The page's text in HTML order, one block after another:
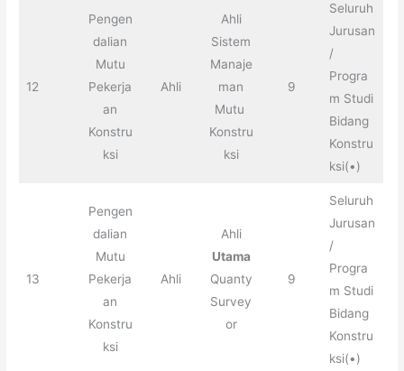
12
Pengen
dalian
Mutu
Pekerja
an
Konstru
ksi
Ahli
Ahli
Sistem
Manaje
man
Mutu
Konstru
ksi
9
Seluruh
Jurusan
/
Progra
m Studi
Bidang
Konstru
ksi(•)
13
Pengen
dalian
Mutu
Pekerja
an
Konstru
ksi
Ahli
Ahli
Utama
Quanty
Survey
or
9
Seluruh
Jurusan
/
Progra
m Studi
Bidang
Konstru
ksi(•)